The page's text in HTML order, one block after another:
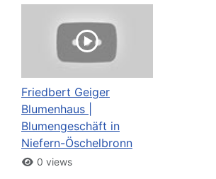
Friedbert Geiger
Blumenhaus |
Blumengeschäft in
Niefern-Öschelbronn
0 views